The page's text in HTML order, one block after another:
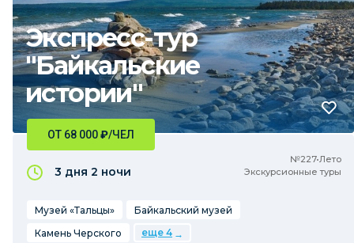
Экспресс-тур
"Байкальские
истории"
№227•Лето
Экскурсионные туры
ОТ 68 000₽/ЧЕЛ
3 дня 2 ночи
Музей «Тальцы»
Байкальский музей
Камень Черского
еще 4